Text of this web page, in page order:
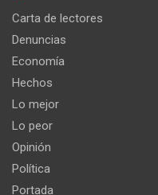
Carta de lectores
Denuncias
Economía
Hechos
Lo mejor
Lo peor
Opinión
Política
Portada